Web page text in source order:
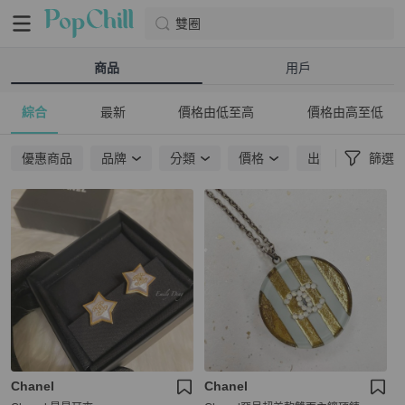
雙圈
商品 用戶
綜合 最新 價格由低至高 價格由高至低
優惠商品 品牌 分類 價格 出貨地點 篩選
Chanel Chanel